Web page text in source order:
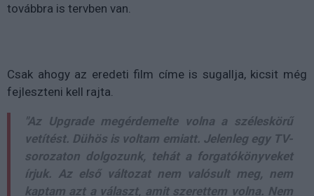
továbbra is tervben van.
Csak ahogy az eredeti film címe is sugallja, kicsit még
fejleszteni kell rajta.
"Az Upgrade megérdemelte volna a széleskörű
vetítést. Dühös is voltam emiatt. Jelenleg egy TV-
sorozaton dolgozunk, tehát a forgatókönyveket
írjuk. Az első változat nem valósult meg, nem
kaptam azt a választ, amit szerettem volna. Nem